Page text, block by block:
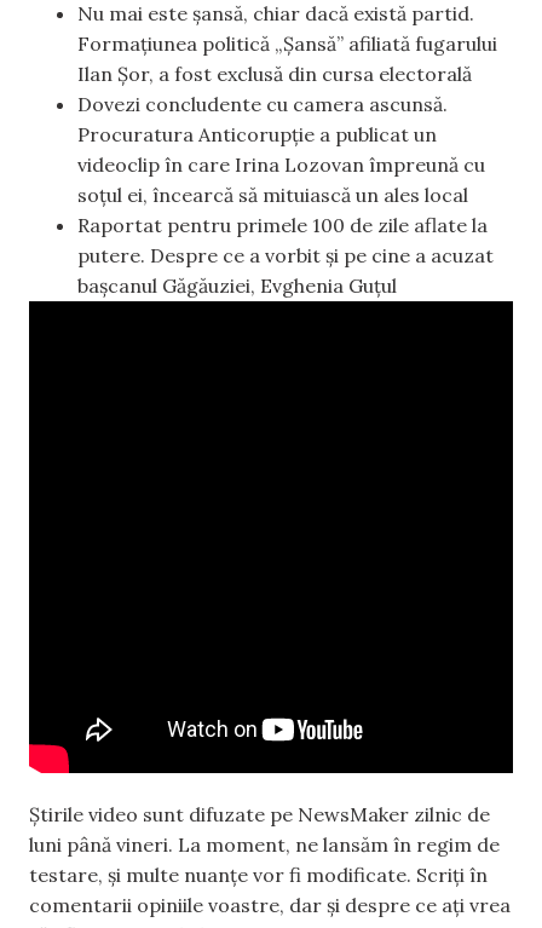
Nu mai este șansă, chiar dacă există partid.
Formațiunea politică „Șansă” afiliată fugarului
Ilan Șor, a fost exclusă din cursa electorală
Dovezi concludente cu camera ascunsă.
Procuratura Anticorupție a publicat un
videoclip în care Irina Lozovan împreună cu
soțul ei, încearcă să mituiască un ales local
Raportat pentru primele 100 de zile aflate la
putere. Despre ce a vorbit și pe cine a acuzat
bașcanul Găgăuziei, Evghenia Guțul
Știrile video sunt difuzate pe NewsMaker zilnic de
luni până vineri. La moment, ne lansăm în regim de
testare, și multe nuanțe vor fi modificate. Scriți în
comentarii opiniile voastre, dar și despre ce ați vrea